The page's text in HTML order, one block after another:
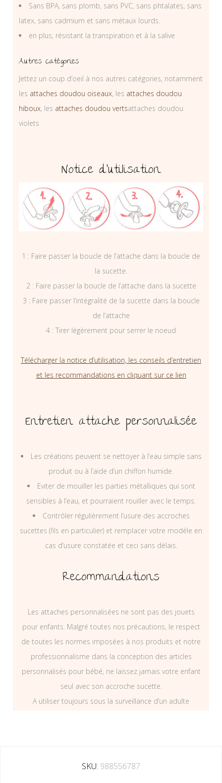
Sans BPA, sans plomb, sans PVC, sans phtalates, sans
latex, sans cadmium et sans métaux lourds.
en plus, résistant la transpiration et à la salive
Autres catégories
Jettez un coup d’oeil à nos autres catégories, notamment
les attaches doudou oiseaux, les attaches doudou
hiboux, les attaches doudou vertsattaches doudou
violets
Notice d’utilisation
1 : Faire passer la boucle de l’attache dans la boucle de
la sucette.
2 : Faire passer la boucle de l’attache dans la sucette
3 : Faire passer l’intégralité de la sucette dans la boucle
de l’attache
4 : Tirer légèrement pour serrer le noeud
Télécharger la notice d’utilisation, les conseils d’entretien
et les recommandations en cliquant sur ce lien
Entretien attache personnalisée
Les créations peuvent se nettoyer à l’eau simple sans
produit ou à l’aide d’un chiffon humide.
Eviter de mouiller les parties métalliques qui sont
sensibles à l’eau, et pourraient rouiller avec le temps.
Contrôler régulièrement l’usure des accroches
sucettes (fils en particulier) et remplacer votre modèle en
cas d’usure constatée et ceci sans délais.
Recommandations
Les attaches personnalisées ne sont pas des jouets
pour enfants. Malgré toutes nos précautions, le respect
de toutes les normes imposées à nos produits et notre
professionnalisme dans la conception des articles
personnalisés pour bébé, ne laissez jamais votre enfant
seul avec son accroche sucette.
A utiliser toujours sous la surveillance d’un adulte
SKU: 988556787